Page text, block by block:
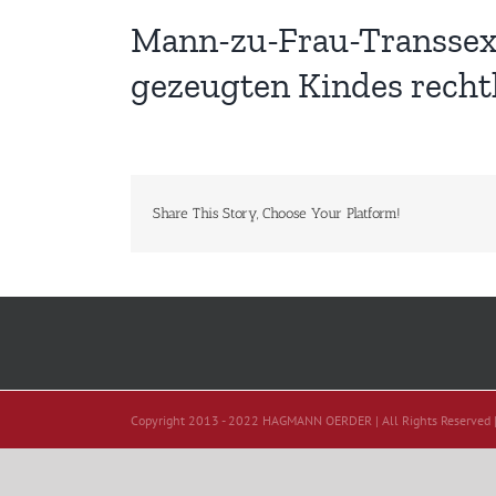
Mann-zu-Frau-
gezeugten Kindes
Share This Story, Choose Your Platform!
Copyright 2013 - 2022 HAGMANN OERDER | All Rights Reserved |